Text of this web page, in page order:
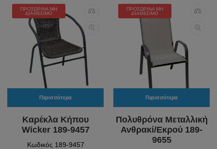
ΠΡΟΣΩΡΙΝΆ ΜΗ
ΔΙΑΘΈΣΙΜΟ
Περισσότερα
Καρέκλα Κήπου
Wicker 189-9457
Κωδικός 189-9457
ΠΡΟΣΩΡΙΝΆ ΜΗ
ΔΙΑΘΈΣΙΜΟ
Περισσότερα
Πολυθρόνα Μεταλλική
Ανθρακί/Εκρού 189-
9655